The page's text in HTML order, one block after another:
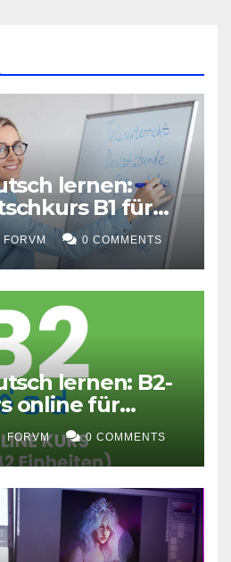
lernen:
B1 für
FORVM 0 COMMENTS
lernen: B2-
online für
FORVM 0 COMMENTS